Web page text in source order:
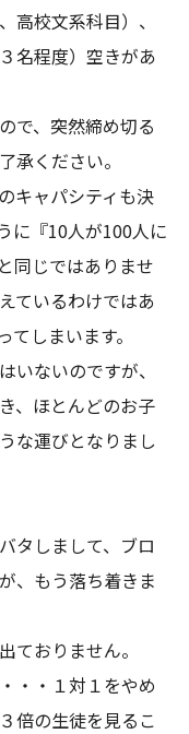
高校文系科目）、
名程度）空きがあ
で、突然締め切る
承ください。
キャパシティも決
に『10人が100人に
同じではありませ
ているわけではあ
しまいます。
いないのですが、
、ほとんどのお子
な運びとなりまし
タしまして、ブロ
、もう落ち着きま
ておりません。
・・１対１をやめ
倍の生徒を見るこ